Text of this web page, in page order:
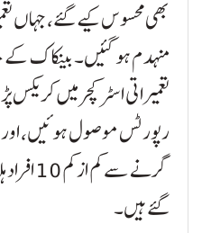
بھی محسوس کیے گئے، جہاں
منہدم ہو گئیں۔ بینکاک کے
رپورٹس موصول ہوئیں، اور
گئے ہیں۔